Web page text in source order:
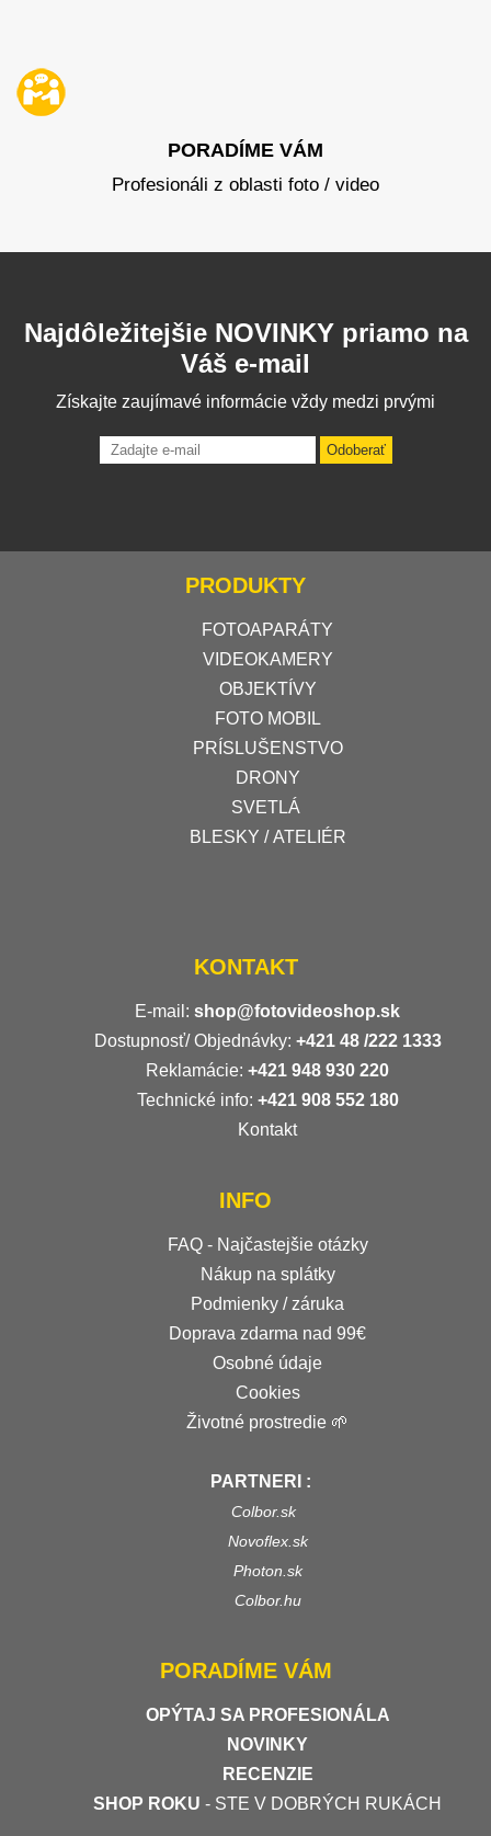
PORADÍME VÁM
Profesionáli z oblasti foto / video
Najdôležitejšie NOVINKY priamo na
Váš e-mail
Získajte zaujímavé informácie vždy medzi prvými
Odoberať
PRODUKTY
FOTOAPARÁTY
VIDEOKAMERY
OBJEKTÍVY
FOTO MOBIL
PRÍSLUŠENSTVO
DRONY
SVETLÁ
BLESKY / ATELIÉR
KONTAKT
E-mail: shop@fotovideoshop.sk
Dostupnosť/ Objednávky: +421 48 /222 1333
Reklamácie: +421 948 930 220
Technické info: +421 908 552 180
Kontakt
INFO
FAQ - Najčastejšie otázky
Nákup na splátky
Podmienky / záruka
Doprava zdarma nad 99€
Osobné údaje
Cookies
Životné prostredie 🌱
PARTNERI :
Colbor.sk
Novoflex.sk
Photon.sk
Colbor.hu
PORADÍME VÁM
OPÝTAJ SA PROFESIONÁLA
NOVINKY
RECENZIE
SHOP ROKU - STE V DOBRÝCH RUKÁCH